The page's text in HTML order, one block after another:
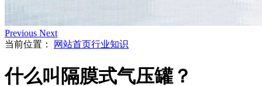
Previous Next
当前位置：
网站首页行业知识
什么叫隔膜式气压罐？